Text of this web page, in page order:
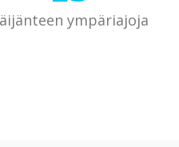
ympäriajoja